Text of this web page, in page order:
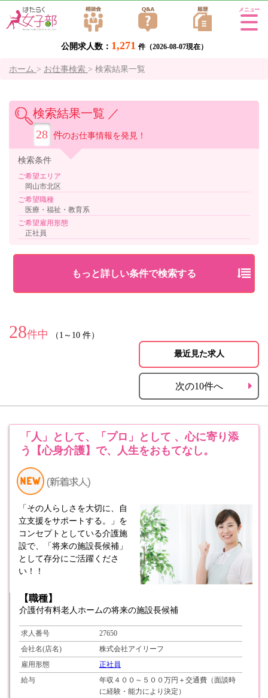
公開求人数： 1,271 件（2026-08-07現在）
Tog
ホーム > お仕事検索 > 検索結果一覧
検索結果一覧 ／
28 件のお仕事情報を発見！
検索条件
ご希望エリア
岡山市北区
ご希望職種
医療・福祉・教育系
ご希望雇用形態
正社員
もっと詳しい条件で検索する
28件中 （1～10 件）
最近見た求人
次の10件へ
「人」として、「プロ」として 、心に寄り添
う【心身介護】で、人生をおもてなし。
「その人らしさを大切に、自
立支援をサポートする。」を
コンセプトとしている介護施
設で、「将来の施設長候補」
として存分にご活躍くださ
い！！
【職種】
介護付有料老人ホームの将来の施設長候補
求人番号
27650
会社名(店名)
株式会社アイリーフ
雇用形態
正社員
給与
年収４００～５００万円＋交通費（面談時
に経験・能力により決定）